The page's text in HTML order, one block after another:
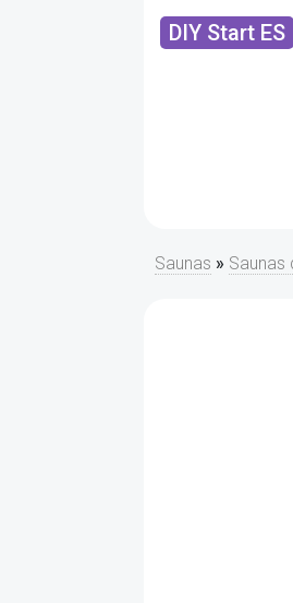
DIY Start ES
Saunas » Saunas